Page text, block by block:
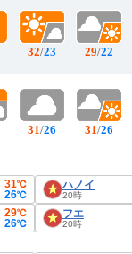
32/23
31/26
29/22
31/26
31℃
26℃
ハノイ
20時
29℃
26℃
フエ
20時